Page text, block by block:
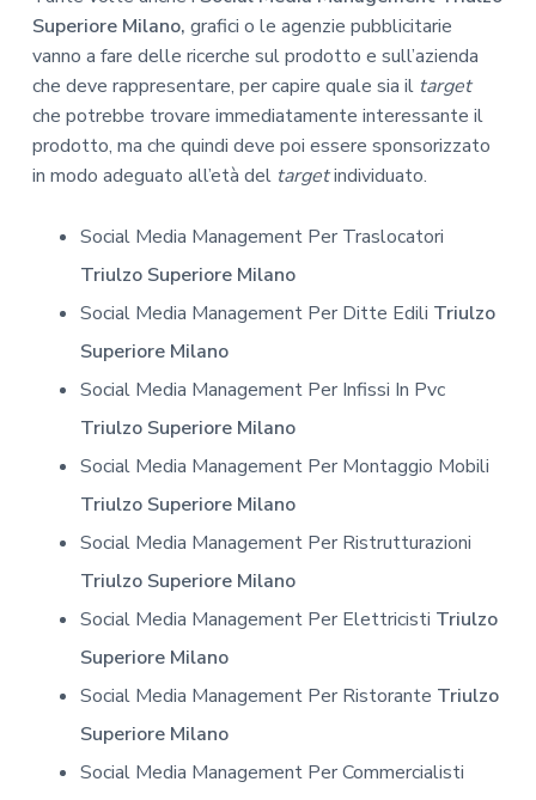
Superiore Milano, grafici o le agenzie pubblicitarie
vanno a fare delle ricerche sul prodotto e sull’azienda
che deve rappresentare, per capire quale sia il target
che potrebbe trovare immediatamente interessante il
prodotto, ma che quindi deve poi essere sponsorizzato
in modo adeguato all’età del targetindividuato.
Social Media Management Per Traslocatori
Triulzo Superiore Milano
Social Media Management Per Ditte Edili Triulzo
Superiore Milano
Social Media Management Per Infissi In Pvc
Triulzo Superiore Milano
Social Media Management Per Montaggio Mobili
Triulzo Superiore Milano
Social Media Management Per Ristrutturazioni
Triulzo Superiore Milano
Social Media Management Per Elettricisti Triulzo
Superiore Milano
Social Media Management Per Ristorante Triulzo
Superiore Milano
Social Media Management Per Commercialisti